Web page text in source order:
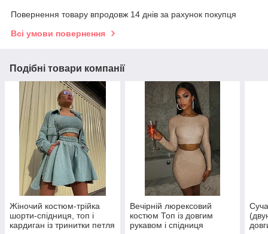
Повернення товару впродовж 14 днів за рахунок покупця
Всі умови повернення
Подібні товари компанії
Жіночий костюм-трійка
шорти-спідниця, топ і
кардиган із тринитки петля
Вечірній люрексовий
костюм Топ із довгим
рукавом і спідниця